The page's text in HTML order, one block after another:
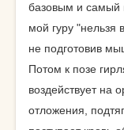
базовым и самый
мой гуру "нельзя
не подготовив
Потом к позе
воздействует на
отложения,